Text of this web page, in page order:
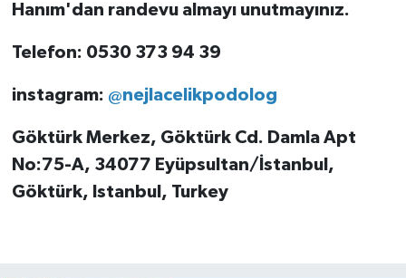
Hanım'dan randevu almayı unutmayınız.
Telefon: 0530 373 94 39
instagram: @nejlacelikpodolog
Göktürk Merkez, Göktürk Cd. Damla Apt
No:75-A, 34077 Eyüpsultan/İstanbul,
Göktürk, Istanbul, Turkey